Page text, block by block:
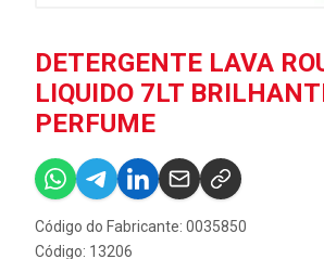
DETERGENTE LAVA
LIQUIDO 7LT
PERFUME
Código do Fabricante: 0035850
Código: 13206